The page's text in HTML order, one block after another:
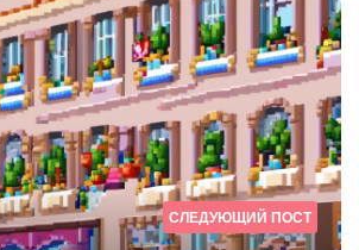
СЛЕДУЮЩИЙ ПОСТ